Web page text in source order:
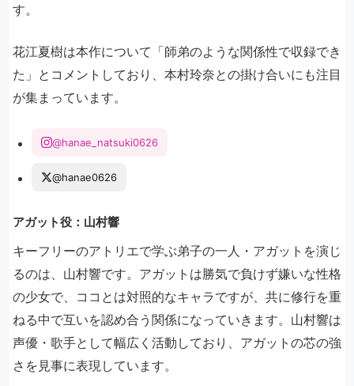
す。
花江夏樹は本作について「師弟のような関係性で収録でき
た」とコメントしており、本村玲奈との掛け合いにも注目
が集まっています。
@hanae_natsuki0626
@hanae0626
アガット役：山村響
キーフリーのアトリエで学ぶ弟子の一人・アガットを演じ
るのは、山村響です。アガットは勝気で負けず嫌いな性格
の少女で、ココとは対照的なキャラですが、共に修行を重
ねる中で互いを認め合う関係になっていきます。山村響は
声優・歌手として幅広く活動しており、アガットの芯の強
さを見事に表現しています。